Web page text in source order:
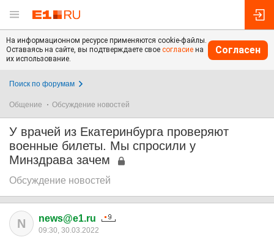
На информационном ресурсе применяются cookie-файлы.
Оставаясь на сайте, вы подтверждаете свое согласие на
их использование.
Согласен
Поиск по форумам
Общение Обсуждение новостей
У врачей из Екатеринбурга проверяют
военные билеты. Мы спросили у
Минздрава зачем
Обсуждение новостей
N news@e1.ru
09:30, 30.03.2022